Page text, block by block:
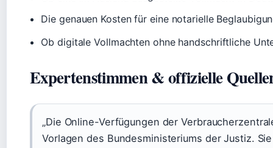
Die genauen Kosten für eine notarielle
Ob digitale Vollmachten ohne handschriftliche
Expertenstimmen & offizielle
„Die Online-Verfügungen der
Vorlagen des Bundesministeriums der Justiz.